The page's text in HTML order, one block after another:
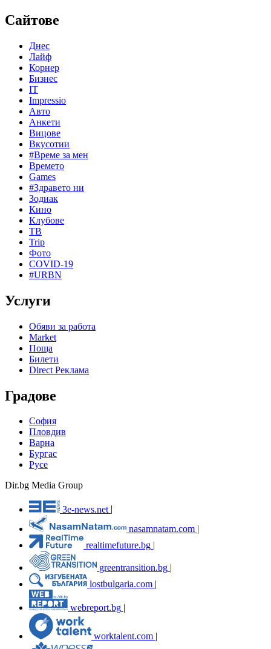
Сайтове
Днес
Лайф
Корнер
Бизнес
IT
Impressio
Авто
Анкети
Вицове
Вкусотии
#Време за мен
Времето
Games
#Здравето ни
Зодиак
Кино
Клубове
ТВ
Trip
Фото
COVID-19
#URBN
Услуги
Обяви за работа
Market
Поща
Билети
Direct Реклама
Градове
София
Пловдив
Варна
Бургас
Русе
Dir.bg Media Group
3e-news.net
nasamnatam.com |
realtimefuture.bg |
greentransition.bg |
lostbulgaria.com |
webreport.bg
worktalent.com |